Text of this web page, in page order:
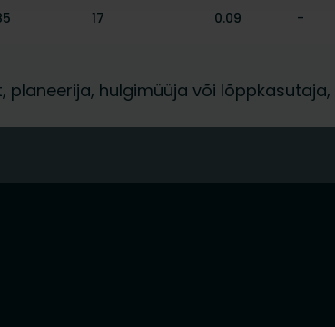
17 0.09 -
hulgimüüja või